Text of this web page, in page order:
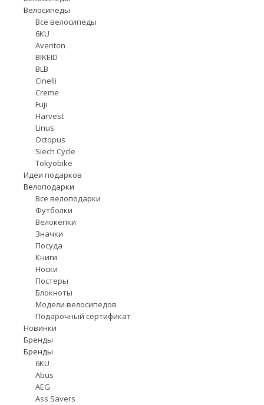
Велосипеды
Все велосипеды
6KU
Aventon
BIKEID
BLB
Cinelli
Creme
Fuji
Harvest
Linus
Octopus
Siech Cycle
Tokyobike
Идеи подарков
Велоподарки
Все велоподарки
Футболки
Велокепки
Значки
Посуда
Книги
Носки
Постеры
Блокноты
Модели велосипедов
Подарочный сертификат
Новинки
Бренды
Бренды
6KU
Abus
AEG
Ass Savers